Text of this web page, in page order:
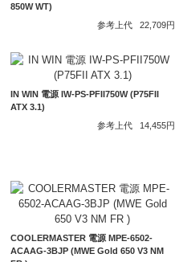
850W WT)
参考上代
22,709円
IN WIN 電源 IW-PS-PFII750W (P75FII
ATX 3.1)
参考上代
14,455円
COOLERMASTER 電源 MPE-6502-
ACAAG-3BJP (MWE Gold 650 V3 NM